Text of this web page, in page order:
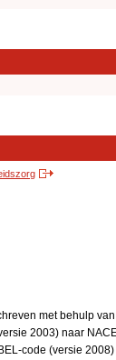
met behulp
2003) naar
code (versie